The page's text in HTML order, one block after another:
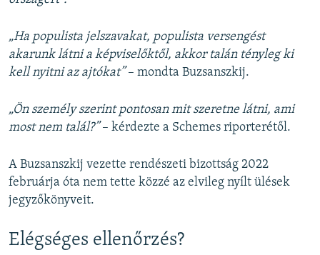
„Ha populista jelszavakat, populista versengést
akarunk látni a képviselőktől, akkor talán tényleg ki
kell nyitni az ajtókat”– mondta Buzsanszkij.
„Ön személy szerint pontosan mit szeretne látni, ami
most nem talál?”– kérdezte a Schemes riporterétől.
A Buzsanszkij vezette rendészeti bizottság 2022
februárja óta nem tette közzé az elvileg nyílt ülések
jegyzőkönyveit.
Elégséges ellenőrzés?